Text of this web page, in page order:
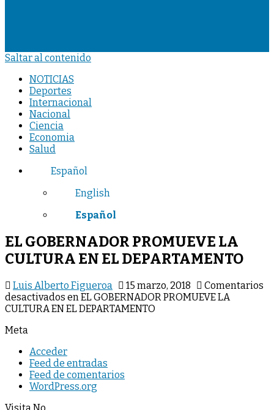
Saltar al contenido
NOTICIAS
Deportes
Internacional
Nacional
Ciencia
Economia
Salud
Español
English
Español
EL GOBERNADOR PROMUEVE LA
CULTURA EN EL DEPARTAMENTO
Luis Alberto Figueroa 15 marzo, 2018
Comentarios
desactivados en EL GOBERNADOR PROMUEVE LA
CULTURA EN EL DEPARTAMENTO
Meta
Acceder
Feed de entradas
Feed de comentarios
WordPress.org